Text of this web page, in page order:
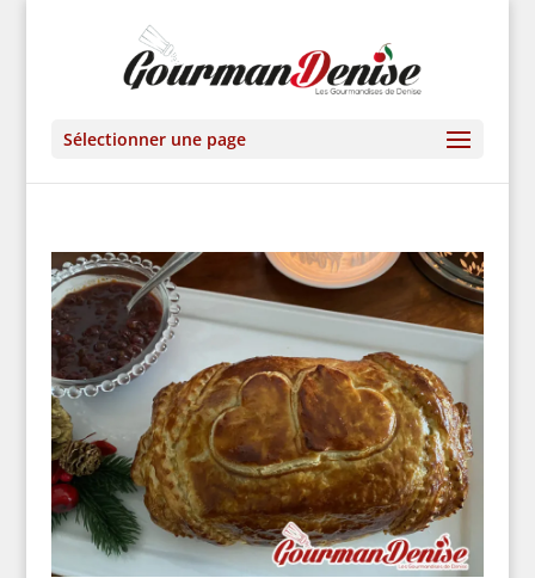
Sélectionner une page